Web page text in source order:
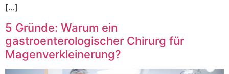
[…]
5 Gründe: Warum ein
gastroenterologischer Chirurg für
Magenverkleinerung?